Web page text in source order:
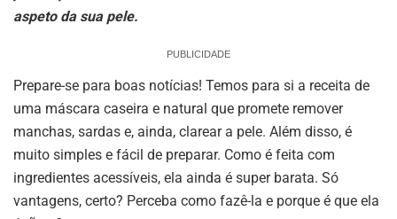
aspeto da sua pele.
PUBLICIDADE
Prepare-se para boas notícias! Temos para si a receita de
uma máscara caseira e natural que promete remover
manchas, sardas e, ainda, clarear a pele. Além disso, é
muito simples e fácil de preparar. Como é feita com
ingredientes acessíveis, ela ainda é super barata. Só
vantagens, certo? Perceba como fazê-la e porque é que ela